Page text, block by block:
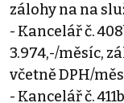
zálohy na na
- Kancelář č.
3.974,-/měsíc,
včetně DPH/
- Kancelář č.